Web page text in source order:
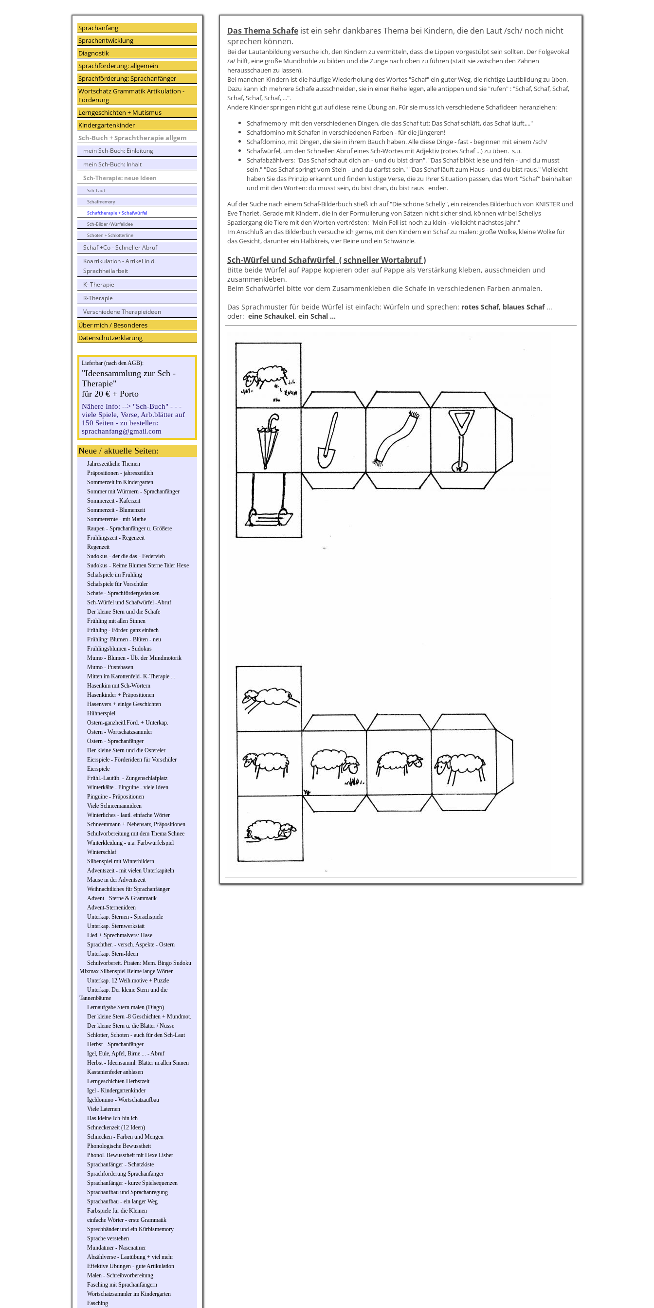
Sprachanfang
Sprachentwicklung
Diagnostik
Sprachförderung: allgemein
Sprachförderung: Sprachanfänger
Wortschatz Grammatik Artikulation -
Förderung
Lerngeschichten + Mutismus
Kindergartenkinder
Sch-Buch + Sprachtherapie allgem
mein Sch-Buch: Einleitung
mein Sch-Buch: Inhalt
Sch-Therapie: neue Ideen
Sch-Laut
Schafmemory
Schaftherapie + Schafwürfel
Sch-Bilder+Würfelidee
Schoten + Schlotterline
Schaf +Co - Schneller Abruf
Koartikulation - Artikel in d.
Sprachheilarbeit
K- Therapie
R-Therapie
Verschiedene Therapieideen
Über mich / Besonderes
Datenschutzerklärung
Lieferbar (nach den AGB):
"Ideensammlung zur Sch -
Therapie"
für 20 € + Porto
Nähere Info: --> "Sch-Buch" - - -
viele Spiele, Verse, Arb.blätter auf
150 Seiten - zu bestellen:
sprachanfang@gmail.com
Neue / aktuelle Seiten:
Jahreszeitliche Themen
Präpositionen - jahreszeitlich
Sommerzeit im Kindergarten
Sommer mit Würmern - Sprachanfänger
Sommerzeit - Käferzeit
Sommerzeit - Blumenzeit
Sommerernte - mit Mathe
Raupen - Sprachanfänger u. Größere
Frühlingszeit - Regenzeit
Regenzeit
Sudokus - der die das - Federvieh
Sudokus - Reime Blumen Sterne Taler Hexe
Schafspiele im Frühling
Schafspiele für Vorschüler
Schafe - Sprachfördergedanken
Sch-Würfel und Schafwürfel -Abruf
Der kleine Stern und die Schafe
Frühling mit allen Sinnen
Frühling - Förder. ganz einfach
Frühling: Blumen - Blüten - neu
Frühlingsblumen - Sudokus
Mumo - Blumen - Üb. der Mundmotorik
Mumo - Pustehasen
Mitten im Karottenfeld- K-Therapie ...
Hasenkim mit Sch-Wörtern
Hasenkinder + Präpositionen
Hasenvers + einige Geschichten
Hühnerspiel
Ostern-ganzheitl.Förd. + Unterkap.
Ostern - Wortschatzsammler
Ostern - Sprachanfänger
Der kleine Stern und die Ostereier
Eierspiele - Förderideen für Vorschüler
Eierspiele
Frühl.-Lautüb. - Zungenschlafplatz
Winterkälte - Pinguine - viele Ideen
Pinguine - Präpositionen
Viele Schneemannideen
Winterliches - lautl. einfache Wörter
Schneemmann + Nebensatz, Präpositionen
Schulvorbereitung mit dem Thema Schnee
Winterkleidung - u.a. Farbwürfelspiel
Winterschlaf
Silbenspiel mit Winterbildern
Adventszeit - mit vielen Unterkapiteln
Mäuse in der Adventszeit
Weihnachtliches für Sprachanfänger
Advent - Sterne & Grammatik
Advent-Sternenideen
Unterkap. Sternen - Sprachspiele
Unterkap. Sternwerkstatt
Lied + Sprechmalvers: Hase
Sprachther. - versch. Aspekte - Ostern
Unterkap. Stern-Ideen
Schulvorbereit. Piraten: Mem. Bingo Sudoku
Mixmax Silbenspiel Reime lange Wörter
Unterkap. 12 Weih.motive + Puzzle
Unterkap. Der kleine Stern und die
Tannenbäume
Lernaufgabe Stern malen (Diagn)
Der kleine Stern -8 Geschichten + Mundmot.
Der kleine Stern u. die Blätter / Nüsse
Schlotter, Schoten - auch für den Sch-Laut
Herbst - Sprachanfänger
Igel, Eule, Apfel, Birne ... - Abruf
Herbst - Ideensamml. Blätter m.allen Sinnen
Kastanienfeder anblasen
Lerngeschichten Herbstzeit
Igel - Kindergartenkinder
Igeldomino - Wortschatzaufbau
Viele Laternen
Das kleine Ich-bin ich
Schneckenzeit (12 Ideen)
Schnecken - Farben und Mengen
Phonologische Bewusstheit
Phonol. Bewusstheit mit Hexe Lisbet
Sprachanfänger - Schatzkiste
Sprachförderung Sprachanfänger
Sprachanfänger - kurze Spielsequenzen
Sprachaufbau und Sprachanregung
Sprachaufbau - ein langer Weg
Farbspiele für die Kleinen
einfache Wörter - erste Grammatik
Sprechbänder und ein Kürbismemory
Sprache verstehen
Mundatmer - Nasenatmer
Abzählverse - Lautübung + viel mehr
Effektive Übungen - gute Artikulation
Malen - Schreibvorbereitung
Fasching mit Sprachanfängern
Wortschatzsammler im Kindergarten
Fasching
Das Thema Schafe ist ein sehr dankbares Thema bei Kindern, die den Laut /sch/ noch nicht
sprechen können.
Bei der Lautanbildung versuche ich, den Kindern zu vermitteln, dass die Lippen vorgestülpt sein sollten. Der Folgevokal
/a/ hilft, eine große Mundhöhle zu bilden und die Zunge nach oben zu führen (statt sie zwischen den Zähnen
herausschauen zu lassen).
Bei manchen Kindern ist die häufige Wiederholung des Wortes "Schaf" ein guter Weg, die richtige Lautbildung zu üben.
Dazu kann ich mehrere Schafe ausschneiden, sie in einer Reihe legen, alle antippen und sie "rufen" : "Schaf, Schaf, Schaf,
Schaf, Schaf, Schaf, ...".
Andere Kinder springen nicht gut auf diese reine Übung an. Für sie muss ich verschiedene Schafideen heranziehen:
Schafmemory mit den verschiedenen Dingen, die das Schaf tut: Das Schaf schläft, das Schaf läuft,..."
Schafdomino mit Schafen in verschiedenen Farben - für die Jüngeren!
Schafdomino, mit Dingen, die sie in ihrem Bauch haben. Alle diese Dinge - fast - beginnen mit einem /sch/
Schafwürfel, um den Schnellen Abruf eines Sch-Wortes mit Adjektiv (rotes Schaf ...) zu üben. s.u.
Schafabzählvers: "Das Schaf schaut dich an - und du bist dran". "Das Schaf blökt leise und fein - und du musst
sein." "Das Schaf springt vom Stein - und du darfst sein." "Das Schaf läuft zum Haus - und du bist raus." Vielleicht
haben Sie das Prinzip erkannt und finden lustige Verse, die zu Ihrer Situation passen, das Wort "Schaf" beinhalten
und mit den Worten: du musst sein, du bist dran, du bist raus enden.
Auf der Suche nach einem Schaf-Bilderbuch stieß ich auf "Die schöne Schelly", ein reizendes Bilderbuch von KNISTER und
Eve Tharlet. Gerade mit Kindern, die in der Formulierung von Sätzen nicht sicher sind, können wir bei Schellys
Spaziergang die Tiere mit den Worten vertrösten: "Mein Fell ist noch zu klein - vielleicht nächstes Jahr."
Im Anschluß an das Bilderbuch versuche ich gerne, mit den Kindern ein Schaf zu malen: große Wolke, kleine Wolke für
das Gesicht, darunter ein Halbkreis, vier Beine und ein Schwänzle.
Sch-Würfel und Schafwürfel ( schneller Wortabruf )
Bitte beide Würfel auf Pappe kopieren oder auf Pappe als Verstärkung kleben, ausschneiden und
zusammenkleben.
Beim Schafwürfel bitte vor dem Zusammenkleben die Schafe in verschiedenen Farben anmalen.
Das Sprachmuster für beide Würfel ist einfach: Würfeln und sprechen: rotes Schaf, blaues Schaf...
oder: eine Schaukel, ein Schal ...